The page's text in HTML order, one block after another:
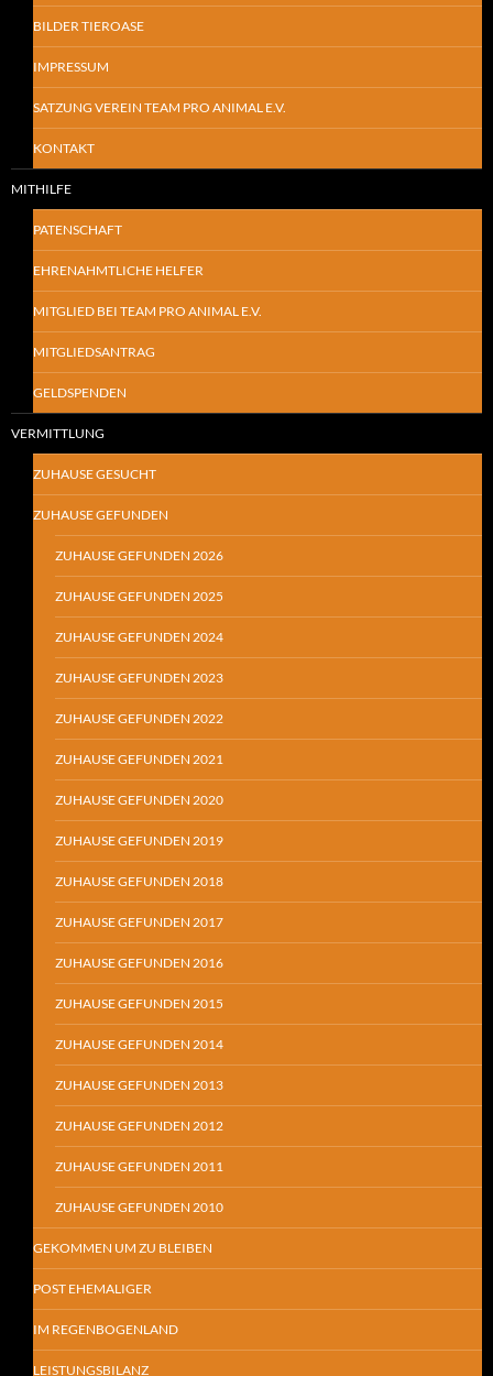
BILDER TIEROASE
IMPRESSUM
SATZUNG VEREIN TEAM PRO ANIMAL E.V.
KONTAKT
MITHILFE
PATENSCHAFT
EHRENAHMTLICHE HELFER
MITGLIED BEI TEAM PRO ANIMAL E.V.
MITGLIEDSANTRAG
GELDSPENDEN
VERMITTLUNG
ZUHAUSE GESUCHT
ZUHAUSE GEFUNDEN
ZUHAUSE GEFUNDEN 2026
ZUHAUSE GEFUNDEN 2025
ZUHAUSE GEFUNDEN 2024
ZUHAUSE GEFUNDEN 2023
ZUHAUSE GEFUNDEN 2022
ZUHAUSE GEFUNDEN 2021
ZUHAUSE GEFUNDEN 2020
ZUHAUSE GEFUNDEN 2019
ZUHAUSE GEFUNDEN 2018
ZUHAUSE GEFUNDEN 2017
ZUHAUSE GEFUNDEN 2016
ZUHAUSE GEFUNDEN 2015
ZUHAUSE GEFUNDEN 2014
ZUHAUSE GEFUNDEN 2013
ZUHAUSE GEFUNDEN 2012
ZUHAUSE GEFUNDEN 2011
ZUHAUSE GEFUNDEN 2010
GEKOMMEN UM ZU BLEIBEN
POST EHEMALIGER
IM REGENBOGENLAND
LEISTUNGSBILANZ